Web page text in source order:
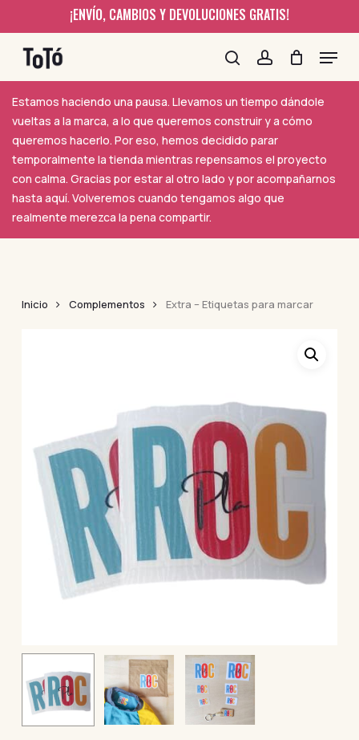
main
content
¡ENVÍO, CAMBIOS Y DEVOLUCIONES GRATIS!
searchaccount
Menu
Estamos haciendo una pausa. Llevamos un tiempo dándole
vueltas a la marca, a lo que queremos construir y a cómo
queremos hacerlo. Por eso, hemos decidido parar
temporalmente la tienda mientras repensamos el proyecto
con calma. Gracias por estar al otro lado y por acompañarnos
hasta aquí. Volveremos cuando tengamos algo que
realmente merezca la pena compartir.
Inicio Complementos Extra – Etiquetas para marcar